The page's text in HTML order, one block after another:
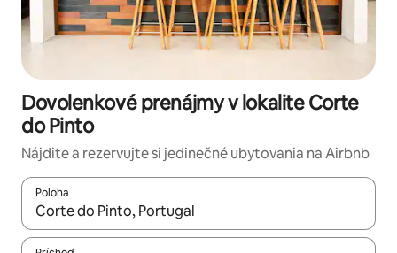
Dovolenkové prenájmy v lokalite Corte
do Pinto
Nájdite a rezervujte si jedinečné ubytovania na Airbnb
Poloha
Keď budú výsledky k dispozícii, môžete si ich prechádzať